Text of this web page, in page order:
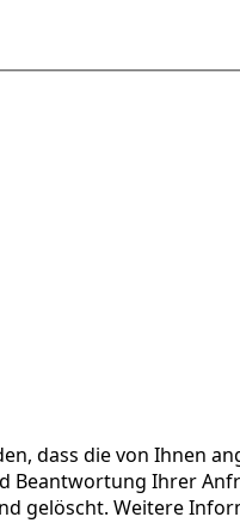
dass die von Ihnen
Ihrer
gelöscht. Weitere